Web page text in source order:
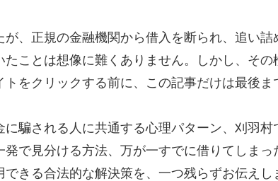
、正規の金融機関から借入を断られ、追い
たことは想像に難くありません。しかし、そ
をクリックする前に、この記事だけは最後ま
に騙される人に共通する心理パターン、刈羽
で見分ける方法、万が一すでに借りてしま
きる合法的な解決策を、一つ残らずお伝えし